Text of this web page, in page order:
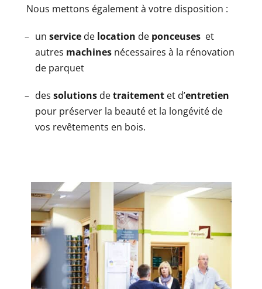
Nous mettons également à votre disposition :
un service de location de ponceuses et
autres machines nécessaires à la rénovation
de parquet
des solutions detraitement et d’entretien
pour préserver la beauté et la longévité de
vos revêtements en bois.